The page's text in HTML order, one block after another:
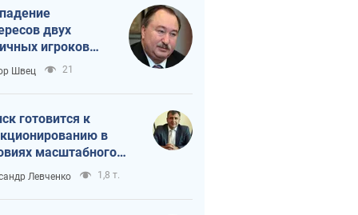
двух
игроков
план
и Путина?
Швец 21
готовится к
в
масштабного
кризиса
Левченко 1,8 т.